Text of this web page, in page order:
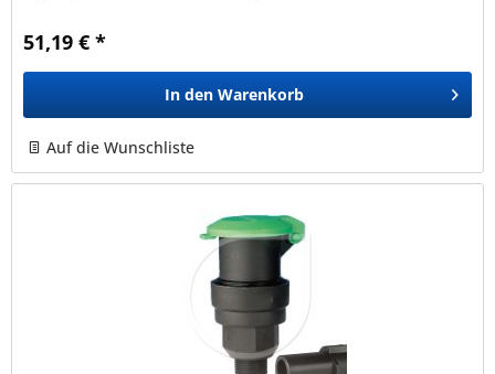
51,19 € *
In den Warenkorb
Auf die Wunschliste